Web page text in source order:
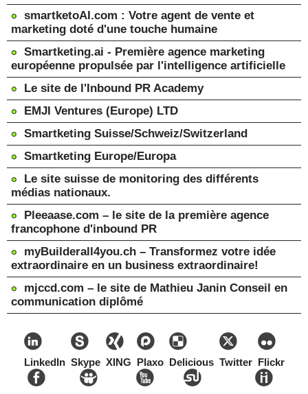
smartketoAI.com : Votre agent de vente et
marketing doté d'une touche humaine
Smartketing.ai - Première agence marketing
européenne propulsée par l'intelligence artificielle
Le site de l'Inbound PR Academy
EMJI Ventures (Europe) LTD
Smartketing Suisse/Schweiz/Switzerland
Smartketing Europe/Europa
Le site suisse de monitoring des différents
médias nationaux.
Pleeaase.com – le site de la première agence
francophone d'inbound PR
myBuilderall4you.ch – Transformez votre idée
extraordinaire en un business extraordinaire!
mjccd.com – le site de Mathieu Janin Conseil en
communication diplômé
LinkedIn Skype XING Plaxo Delicious Twitter Flickr